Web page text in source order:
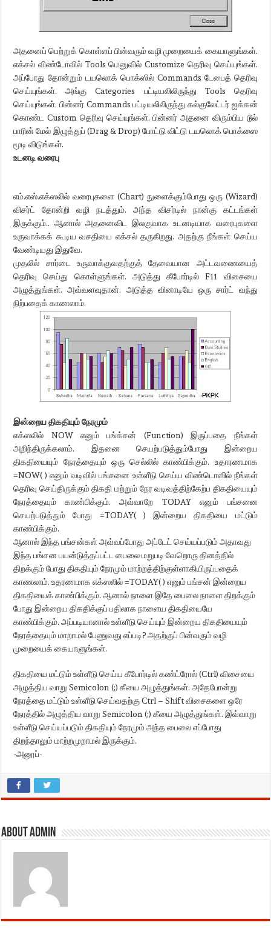
அதனைப் பெற்றுக் கொள்ளப் பின்வரும் வழி முறையைக் கையாளுங்கள்.
எக்சல் விண்டோவில் Tools மெனுவில் Customize தெரிவு செய்யுங்கள்.
அப்போது தோன்றும் டயலொக் பொக்ஸில் Commands டேபைத் தெரிவு
செய்யுங்கள். அங்கு Categories பட்டியலிலிருந்து Tools தெரிவு
செய்யுங்கள். பின்னர் Commands பட்டியலிலிருந்து கல்குலேட்டர் ஐக்கன்
கொண்ட Custom தெரிவு செய்யுங்கள். பின்னர் அதனை விரும்பிய டூல்
பாரின் மேல் இழுத்துப் (Drag & Drop) போட்டு விட்டு டயலொக் பொக்ஸை
மூடி விடுங்கள்.
உடனடி வரைபு
எம்.எஸ்.எக்ஸலில் வரைபுகளை (Chart) நுளைக்கும்போது ஒரு (Wizard)
விசர்ட் தோன்றி வழி நடத்தும். அந்த விசர்டில் நான்கு கட்டங்கள்
இருக்கும்.. ஆனால் அதனைவிட இலகுவாக உடனடியாக வரைபுகளை
உருவாக்கக் கூடிய வசதியை எக்சல் தருகிறது. அதற்கு நீங்கள் செய்ய
வேண்டியது இதுவே.
முதலில் சார்டை உருவாக்குவதற்குத் தேவையான அட்டவணையைத்
தெரிவு செய்து கொள்ளுங்கள். அடுத்து கீபோர்டில் F11 விசையை
அழுத்துங்கள். அவ்வளவுதான். அடுத்த வினாடியே ஒரு சார்ட் வந்து
நிற்பதைக் காணலாம்.
இன்றைய திகதியும் நேரமும்
எக்ஸலில் NOW எனும் பங்க்சன் (Function) இருப்பதை நீங்கள்
அறிந்திருக்கலாம். இதனை செயற்படுத்தும்போது இன்றைய
திகதியையும் நேரத்தையும் ஒரு செல்லில் காண்பிக்கும். உதாரணமாக
=NOW( ) எனும் வடிவில் பங்சனை உள்ளீடு செய்ய விண்டொஸில் நீங்கள்
தெரிவு செய்திருக்கும் திகதி மற்றும் நேர வடிவத்திற்கேற்ப திகதியையும்
நேரத்தையும் காண்பிக்கும். அவ்வாறே TODAY எனும் பங்சனை
செயற்படுத்தும் போது =TODAY( ) இன்றைய திகதியை மட்டும்
காண்பிக்கும்.
ஆனால் இந்த பங்சன்கள் அவ்வப்போது அப்டேட் செய்யப்படும் அதாவது
இந்த பங்சன பயன்டுத்தப்பட்ட பைலை மறுபடி வேறொரு தினத்தில்
திறக்கும் போது திகதியும் நேரமும் மாற்றத்திற்குள்ளாகியிருப்பதைக்
காணலாம். உதரணமாக எக்ஸலில் =TODAY( ) எனும் பங்சன் இன்றைய
திகதியைக் காண்பிக்கும். ஆனால் நாளை இதே பைலை நாளை திறக்கும்
போது இன்றைய திகதிக்குப் பதிலாக நாளைய திகதியையே
காண்பிக்கும். அப்படியானால் உள்ளீடு செய்யும் இன்றைய திகதியையும்
நேரத்தையும் மாறாமல் பேணுவது எப்படி? அதற்குப் பின்வரும் வழி
முறையைக் கையாளுங்கள்.
திகதியை மட்டும் உள்ளீடு செய்ய கீபோர்டில் கண்ட்ரோல் (Ctrl) விசையை
அழுத்திய வாறு Semicolon (;) கீயை அழுத்துங்கள். அதேபோன்று
நேரத்தை மட்டும் உள்ளீடு செய்வதற்கு Ctrl – Shift விசைகளை ஒரே
நேரத்தில் அழுத்திய வாறு Semicolon (;) கீயை அழுத்துங்கள். இவ்வாறு
உள்ளீடு செய்யப்படும் திகதியும் நேரமும் அந்த பைலை எப்போது
திறந்தாலும் மாற்றமுறாமல் இருக்கும்.
-அனூப்-
About admin